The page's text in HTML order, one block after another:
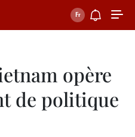
opère
de politique